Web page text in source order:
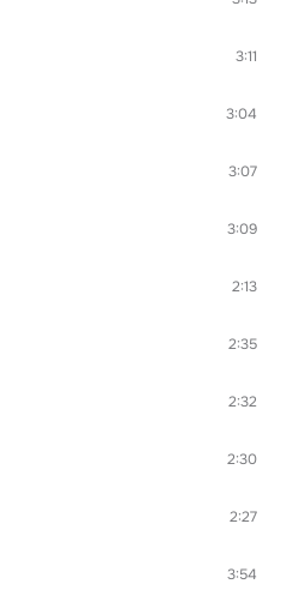
3:11
3:04
3:07
3:09
2:13
2:35
2:32
2:30
2:27
3:54